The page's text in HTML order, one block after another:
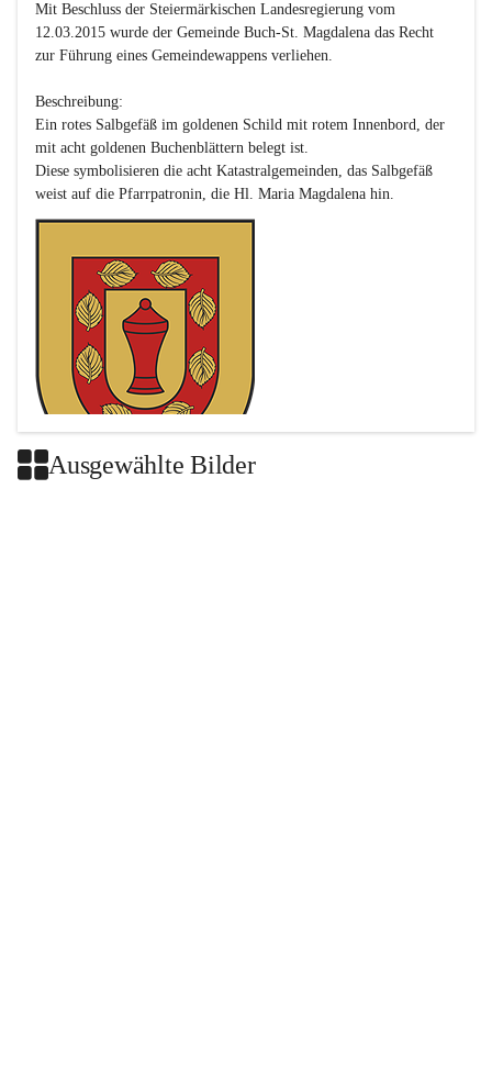
Mit Beschluss der Steiermärkischen Landesregierung vom
12.03.2015 wurde der Gemeinde Buch-St. Magdalena das Recht
zur Führung eines Gemeindewappens verliehen.
Beschreibung:
Ein rotes Salbgefäß im goldenen Schild mit rotem Innenbord, der
mit acht goldenen Buchenblättern belegt ist.
Diese symbolisieren die acht Katastralgemeinden, das Salbgefäß
Ausgewählte Bilder